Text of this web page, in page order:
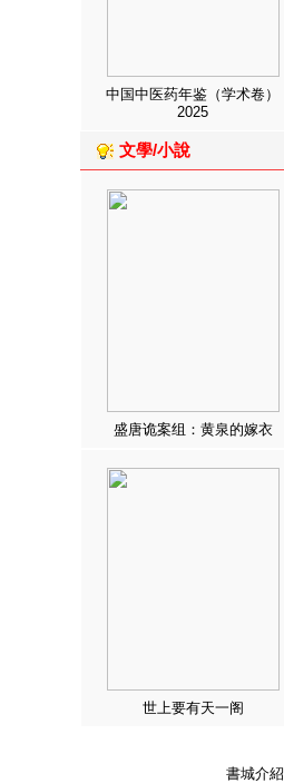
中国中医药年鉴（学术卷）
2025
文學/小說
盛唐诡案组：黄泉的嫁衣
世上要有天一阁
書城介紹